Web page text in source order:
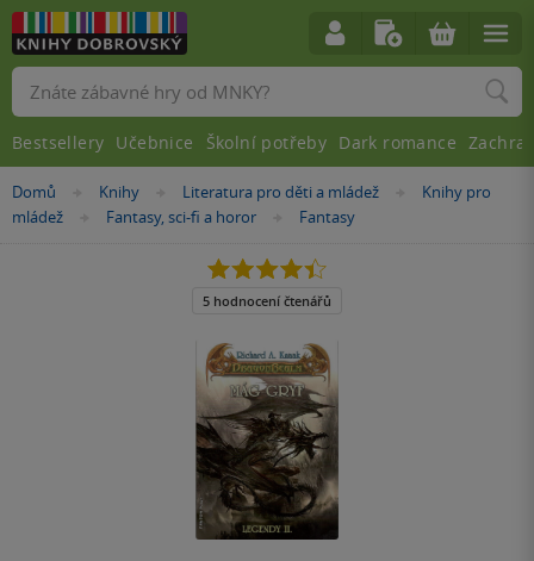
Nacházíte
se
Domů »
Knihy »Literatura pro děti a mládež »
Knihy pro
mládež
»Fantasy, sci-fi a horor »Fantasy
4.4
z
5
5 hodnocení čtenářů
Vyhledávání
Bestsellery Učebnice Školní potřeby Dark romance